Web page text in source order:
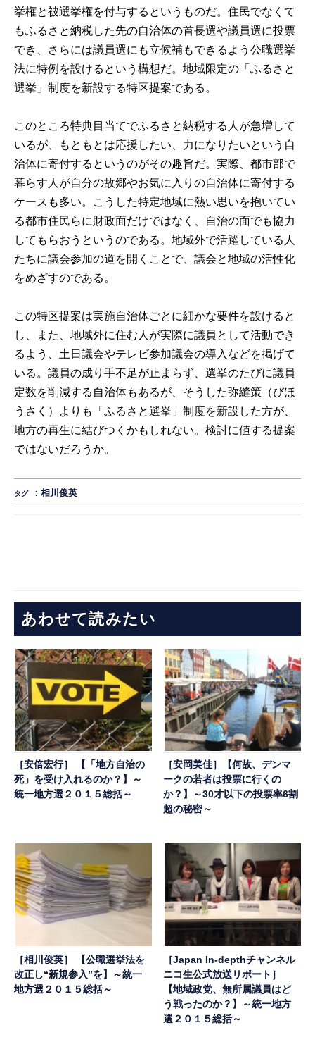
挙権と被選挙権を付与するというものだ。住民でなくて
もふるさと納税した先の自治体の首長選や議員選に投票
でき、さらには議員選にも立候補もできるよう公職選挙
法に特例を設けるという構想だ。地域限定の「ふるさと
選挙」制度を新設する特区提案である。
このところ特典目当てでふるさと納税する人が急増して
いるが、もともとは応援したい、力になりたいという自
治体に寄付するというのがその趣旨だ。実際、都市部で
暮らす人が自分の故郷やお気に入りの自治体に寄付する
ケースも多い。こうした特定地域に熱い思いを抱いてい
る都市住民らに財政面だけではなく、自治の面でも協力
してもらおうというのである。地域外で活躍している人
たちに議会参加の道を開くことで、議会と地域の活性化
をめざすのである。
この特区提案は実施自治体ごとに細かな要件を設けると
し、また、地域外に住む人が実際に議員として活動でき
るよう、土日議会やテレビ参加議会の導入などを掲げて
いる。議員の成り手不足が止まらず、選挙のたびに議員
定数を削減する自治体もあるが、そうした弥縫策（びほ
うさく）よりも「ふるさと選挙」制度を新設した方が、
地方の再生に結びつくかもしれない。検討に値する提案
ではないだろうか。
タグ ：相川俊英
あわせて読みたい
［安倍宏行］ 【「地方自治の
死」を受け入れるのか？】～
統一地方選２０１５総括～
［安岡美佳］【何故、デンマ
ークの若者は投票に行くの
か？】～30才以下の投票率6割
超の秘密～
［相川俊英］ 【公職選挙法を
改正し“新規参入”を】～統一
地方選２０１５総括～
［Japan In-depthチャンネル
ニコ生公式放送リポート］
【地域政党、無所属議員はど
う戦ったのか？】～統一地方
選２０１５総括～